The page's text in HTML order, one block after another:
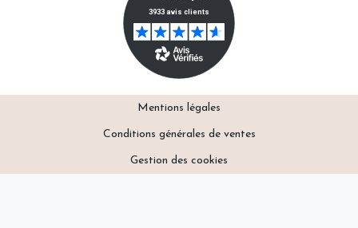
Mentions légales
Conditions générales de ventes
Gestion des cookies